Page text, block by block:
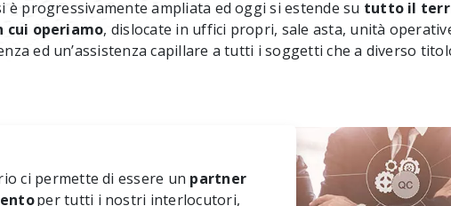
progressivamente ampliata ed oggi si estende su tutto il
operiamo, dislocate in uffici propri, sale asta, unità
ed un’assistenza capillare a tutti i soggetti che a diverso
ci permette di essere un partner
per tutti i nostri interlocutori,